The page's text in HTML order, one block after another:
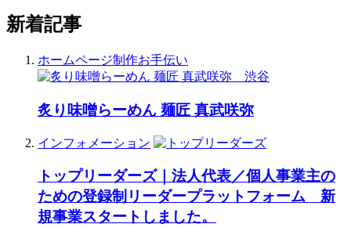
新着記事
ホームページ制作お手伝い
炙り味噌らーめん 麺匠 真武咲弥
インフォメーション
トップリーダーズ｜法人代表／個人事業主の
ための登録制リーダープラットフォーム 新
規事業スタートしました。